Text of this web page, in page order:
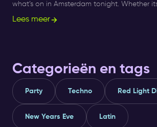
what’s on in Amsterdam tonight. Whether
Sunday, Monday or Saturday- there is
Lees meer
Categorieën en tags
Party Techno Red Light
New Years Eve Latin